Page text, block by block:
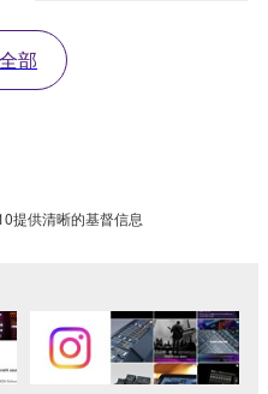
部
提供清晰的基督信息